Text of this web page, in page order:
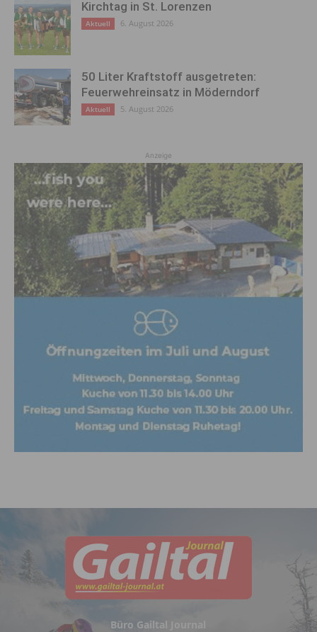
Kirchtag in St. Lorenzen
Aktuell 6. August 2026
50 Liter Kraftstoff ausgetreten:
Feuerwehreinsatz in Möderndorf
Aktuell 5. August 2026
Anzeige
Büro Gailtal Journal